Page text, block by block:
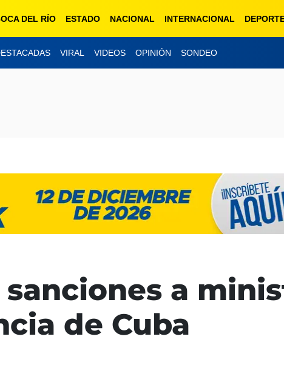
DEL RÍO ESTADO NACIONAL INTERNACIONAL
VIRAL VIDEOS OPINIÓN SONDEO
sanciones a
de Cuba